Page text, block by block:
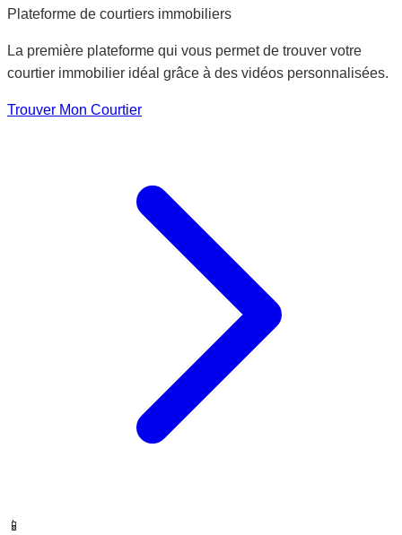
Plateforme de courtiers immobiliers
La première plateforme qui vous permet de trouver votre
courtier immobilier idéal grâce à des vidéos personnalisées.
Trouver Mon Courtier
📱